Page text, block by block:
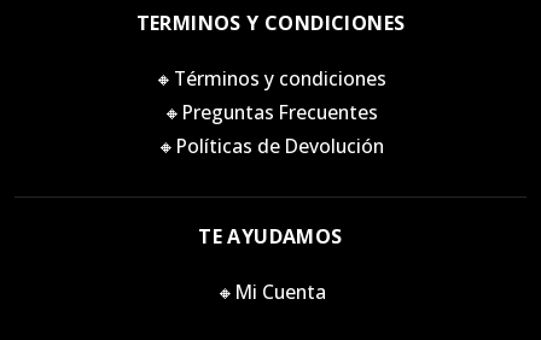
TERMINOS Y CONDICIONES
🔸Términos y condiciones
🔸Preguntas Frecuentes
🔸Políticas de Devolución
TE AYUDAMOS
🔸Mi Cuenta